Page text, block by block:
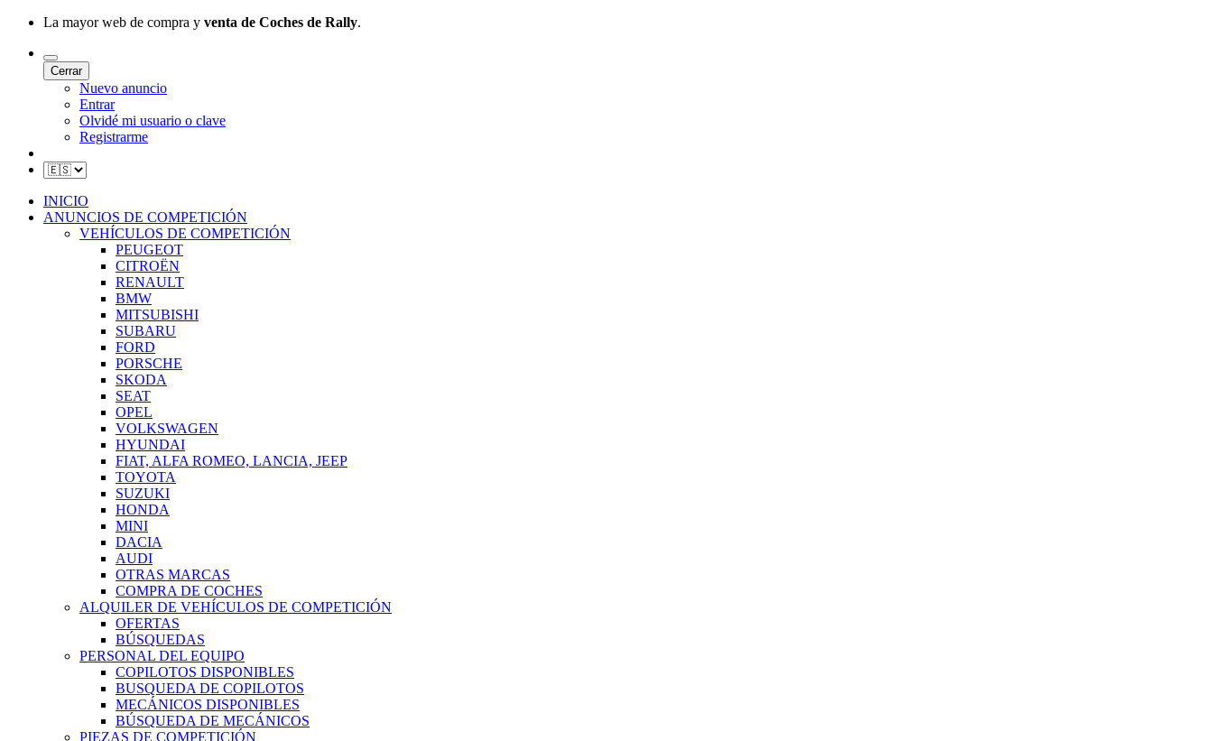
La mayor web de compra y venta de Coches de Rally.
Cerrar
Nuevo anuncio
Entrar
Olvidé mi usuario o clave
Registrarme
INICIO
ANUNCIOS DE COMPETICIÓN
VEHÍCULOS DE COMPETICIÓN
PEUGEOT
CITROËN
RENAULT
BMW
MITSUBISHI
SUBARU
FORD
PORSCHE
SKODA
SEAT
OPEL
VOLKSWAGEN
HYUNDAI
FIAT, ALFA ROMEO, LANCIA, JEEP
TOYOTA
SUZUKI
HONDA
MINI
DACIA
AUDI
OTRAS MARCAS
COMPRA DE COCHES
ALQUILER DE VEHÍCULOS DE COMPETICIÓN
OFERTAS
BÚSQUEDAS
PERSONAL DEL EQUIPO
COPILOTOS DISPONIBLES
BUSQUEDA DE COPILOTOS
MECÁNICOS DISPONIBLES
BÚSQUEDA DE MECÁNICOS
PIEZAS DE COMPETICIÓN